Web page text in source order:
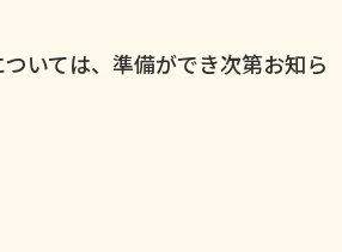
いては、準備ができ次第お知ら